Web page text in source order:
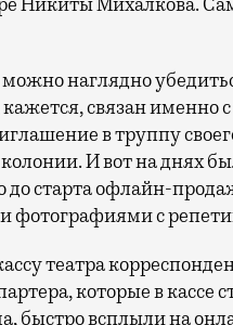
наглядно
связан именно
в труппу
колонии. И вот на днях
старта офлайн-
фотографиями с
театра
которые в кассе
быстро всплыли на